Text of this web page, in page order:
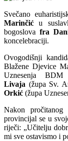
Svečano
Marinčić u
bogoslova fra
koncelebraciji.
Ovogodišnji
Blažene Djevice
Uznesenja
Livaja (župa Sv.
Orkić (župa
Nakon pročitanog
provincijal se u
riječi: „Učitelju
mi sve ostavismo i